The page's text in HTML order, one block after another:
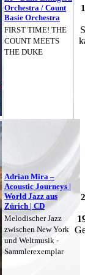
Orchestra / Count
Basie Orchestra
FIRST TIME! THE
COUNT MEETS
THE DUKE
Adrian Mira –
Acoustic Journeys |
World Jazz aus
Zürich | CD
Melodischer Jazz
zwischen New York
und Weltmusik -
Sammlerexemplar